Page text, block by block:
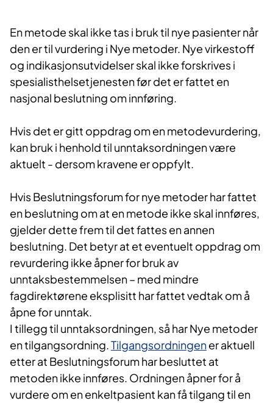
En metode skal ikke tas i bruk til nye pasienter når
den er til vurdering i Nye metoder. Nye virkestoff
og indikasjonsutvidelser skal ikke forskrives i
spesialisthelsetjenesten før det er fattet en
nasjonal beslutning om innføring.
Hvis det er gitt oppdrag om en metodevurdering,
kan bruk i henhold til unntaksordningen være
aktuelt - dersom kravene er oppfylt.
Hvis Beslutningsforum for nye metoder har fattet
en beslutning om at en metode ikke skal innføres,
gjelder dette frem til det fattes en annen
beslutning. Det betyr at et eventuelt oppdrag om
revurdering ikke åpner for bruk av
unntaksbestemmelsen – med mindre
fagdirektørene eksplisitt har fattet vedtak om å
åpne for unntak.
I tillegg til unntaksordningen, så har Nye metoder
en tilgangsordning.Tilgangsordningener aktuell
etter at Beslutningsforum har besluttet at
metoden ikke innføres. Ordningen åpner for å
vurdere om en enkeltpasient kan få tilgang til en